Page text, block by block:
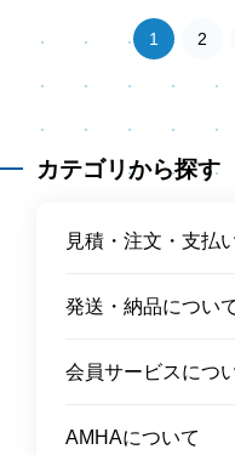
1 2
カテゴリから探す
見積・注文・支払
発送・納品につい
会員サービスにつ
AMHAについて